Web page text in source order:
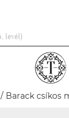
/ Barack csíkos